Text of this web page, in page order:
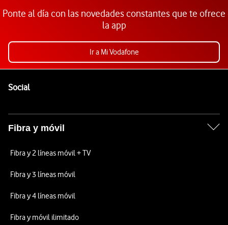
Ponte al día con las novedades constantes que te ofrece
la app
Ir a Mi Vodafone
SocialEnlaces a las redes sociales de Vodafone
Fibra y móvil
Fibra y 2 líneas móvil + TV
Fibra y 3 líneas móvil
Fibra y 4 líneas móvil
Fibra y móvil ilimitado